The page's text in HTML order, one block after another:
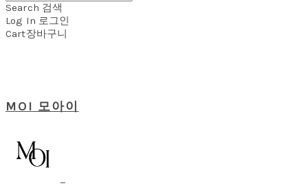
Search 검색
Log In 로그인
Cart장바구니
MOI 모아이